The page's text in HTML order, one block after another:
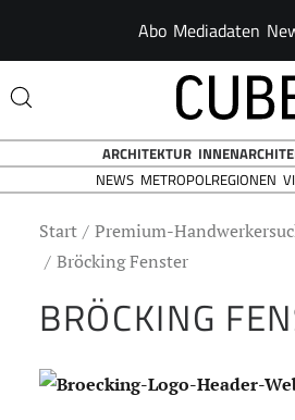
Abo Mediadaten
ARCHITEKTUR
NEWS METROPOLREGIONEN
Start
Premium-
Bröcking Fenster
BRÖCKING